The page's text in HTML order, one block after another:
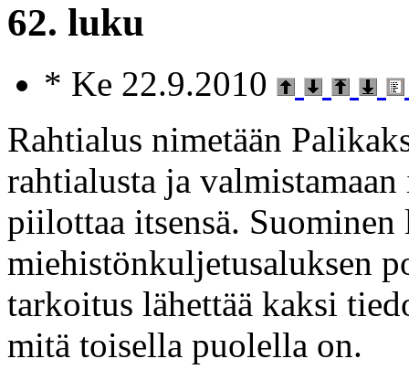
62. luku
* Ke 22.9.2010
Rahtialus nimetään
rahtialusta ja
piilottaa itsensä.
miehistönkuljetusaluksen
tarkoitus lähettää kaksi
mitä toisella puolella on.